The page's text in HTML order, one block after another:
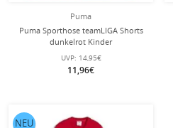
Puma
Puma Sporthose teamLIGA Shorts
dunkelrot Kinder
UVP: 14,95€
11,96€
NEU